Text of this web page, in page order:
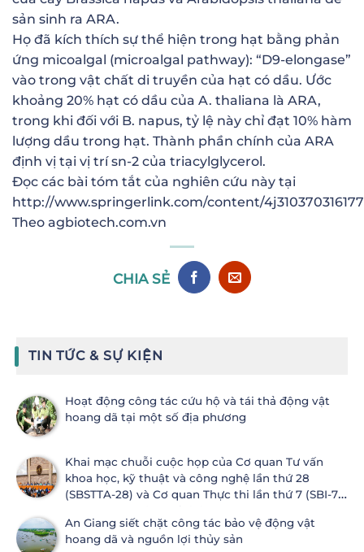
sản sinh ra ARA.
Họ đã kích thích sự thể hiện trong hạt bằng phản
ứng micoalgal (microalgal pathway): “D9-elongase”
vào trong vật chất di truyền của hạt có dầu. Ước
khoảng 20% hạt có dầu của A. thaliana là ARA,
trong khi đối với B. napus, tỷ lệ này chỉ đạt 10% hàm
lượng dầu trong hạt. Thành phần chính của ARA
định vị tại vị trí sn-2 của triacylglycerol.
Đọc các bài tóm tắt của nghiên cứu này tại
http://www.springerlink.com/content/
Theo agbiotech.com.vn
CHIA SẺ
TIN TỨC & SỰ KIỆN
Hoạt động công tác cứu hộ và tái thả động vật
hoang dã tại một số địa phương
Khai mạc chuỗi cuộc họp của Cơ quan Tư vấn
khoa học, kỹ thuật và công nghệ lần thứ 28
(SBSTTA-28) và Cơ quan Thực thi lần thứ 7 (SBI-7)
An Giang siết chặt công tác bảo vệ động vật
hoang dã và nguồn lợi thủy sản